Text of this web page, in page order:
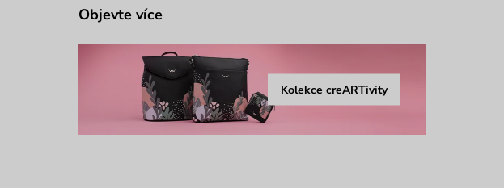
Objevte více
Kolekce creARTivity